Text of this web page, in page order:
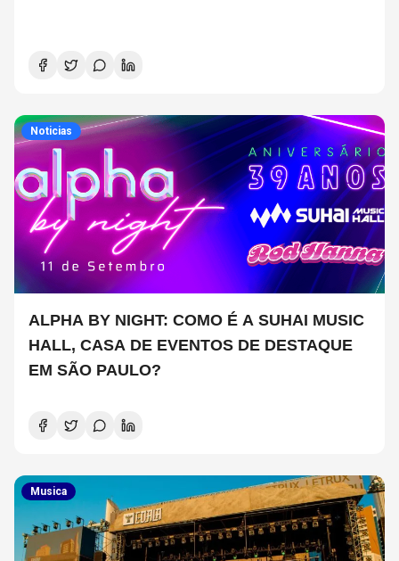
Noticias
ALPHA BY NIGHT: COMO É A SUHAI MUSIC
HALL, CASA DE EVENTOS DE DESTAQUE
EM SÃO PAULO?
Musica